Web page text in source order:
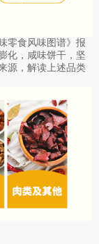
零食风味图谱》报
化，咸味饼干，坚
源，解读上述品类